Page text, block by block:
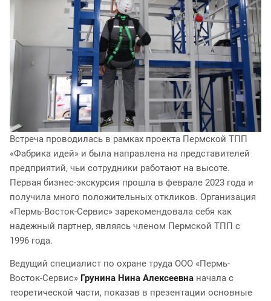
Встреча проводилась в рамках проекта Пермской ТПП
«Фабрика идей» и была направлена на представителей
предприятий, чьи сотрудники работают на высоте.
Первая бизнес-экскурсия прошла в феврале 2023 года и
получила много положительных откликов. Организация
«Пермь-Восток-Сервис» зарекомендовала себя как
надежный партнер, являясь членом Пермской ТПП с
1996 года.
Ведущий специалист по охране труда ООО «Пермь-
Восток-Сервис» Грунина Нина Алексеевна начала с
теоретической части, показав в презентации основные